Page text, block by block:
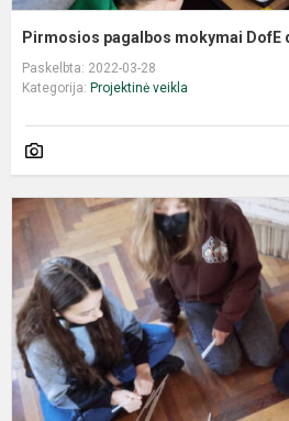
Pirmosios pagalbos mokymai DofE
Paskelbta: 2022-03-28
Kategorija: Projektinė veikla